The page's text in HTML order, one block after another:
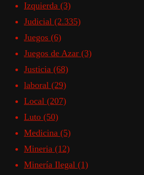
Izquierda (3)
Judicial (2.335)
Juegos (6)
Juegos de Azar (3)
Justicia (68)
laboral (29)
Local (207)
Luto (50)
Medicina (5)
Mineria (12)
Minería Ilegal (1)